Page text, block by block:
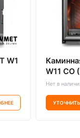
W1
W11 CO
Нет в